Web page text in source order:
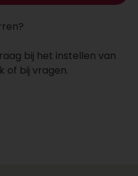
bij het instellen van
of bij vragen.